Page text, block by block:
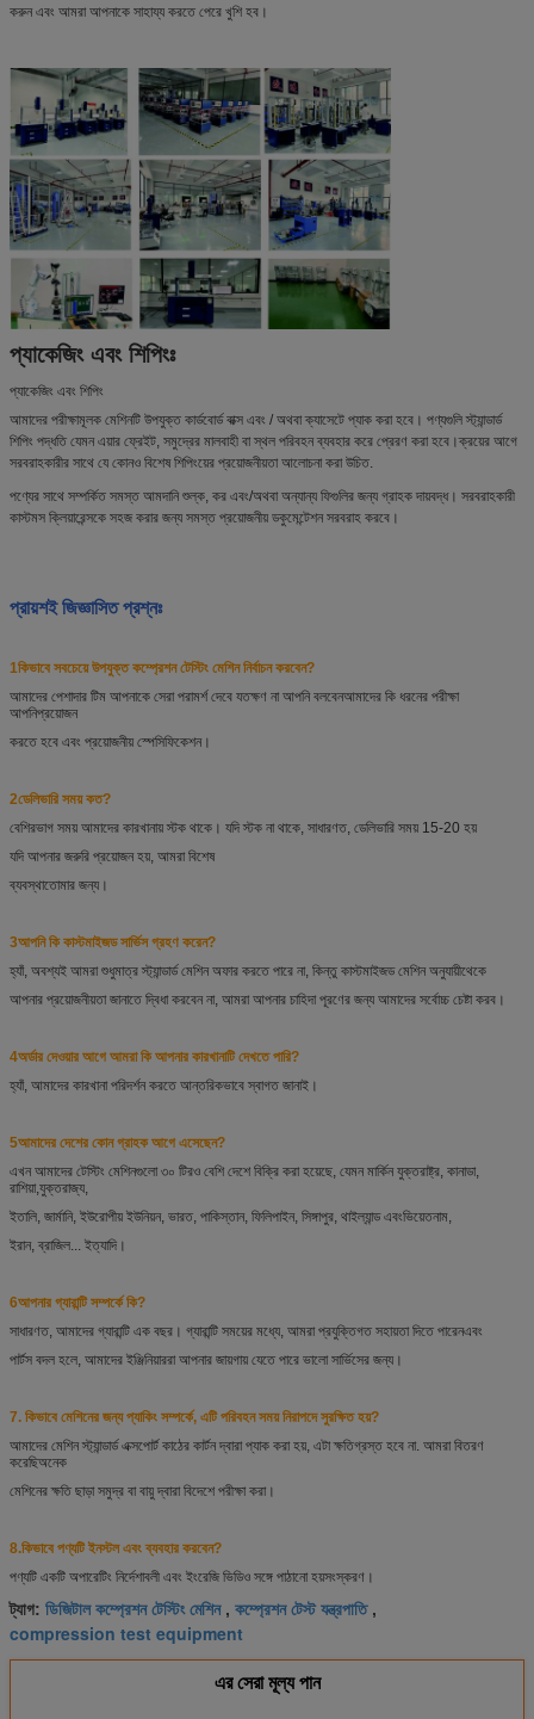
করুন এবং আমরা আপনাকে সাহায্য করতে পেরে খুশি হব।
প্যাকেজিং এবং শিপিংঃ
প্যাকেজিং এবং শিপিং
আমাদের পরীক্ষামূলক মেশিনটি উপযুক্ত কার্ডবোর্ড বাক্স এবং / অথবা ক্যাসেটে প্যাক করা হবে। পণ্যগুলি স্ট্যান্ডার্ড
শিপিং পদ্ধতি যেমন এয়ার ফ্রেইট, সমুদ্রের মালবাহী বা স্থল পরিবহন ব্যবহার করে প্রেরণ করা হবে।ক্রয়ের আগে
সরবরাহকারীর সাথে যে কোনও বিশেষ শিপিংয়ের প্রয়োজনীয়তা আলোচনা করা উচিত.
পণ্যের সাথে সম্পর্কিত সমস্ত আমদানি শুল্ক, কর এবং/অথবা অন্যান্য ফিগুলির জন্য গ্রাহক দায়বদ্ধ। সরবরাহকারী
কাস্টমস ক্লিয়ারেন্সকে সহজ করার জন্য সমস্ত প্রয়োজনীয় ডকুমেন্টেশন সরবরাহ করবে।
প্রায়শই জিজ্ঞাসিত প্রশ্নঃ
1কিভাবে সবচেয়ে উপযুক্ত কম্প্রেশন টেস্টিং মেশিন নির্বাচন করবেন?
আমাদের পেশাদার টিম আপনাকে সেরা পরামর্শ দেবে যতক্ষণ না আপনি বলবেনআমাদের কি ধরনের পরীক্ষা
আপনিপ্রয়োজন
করতে হবে এবং প্রয়োজনীয় স্পেসিফিকেশন।
2ডেলিভারি সময় কত?
বেশিরভাগ সময় আমাদের কারখানায় স্টক থাকে। যদি স্টক না থাকে, সাধারণত, ডেলিভারি সময় 15-20 হয়
যদি আপনার জরুরি প্রয়োজন হয়, আমরা বিশেষ
ব্যবস্থাতোমার জন্য।
3আপনি কি কাস্টমাইজড সার্ভিস গ্রহণ করেন?
হ্যাঁ, অবশ্যই আমরা শুধুমাত্র স্ট্যান্ডার্ড মেশিন অফার করতে পারে না, কিন্তু কাস্টমাইজড মেশিন অনুযায়ীথেকে
আপনার প্রয়োজনীয়তা জানাতে দ্বিধা করবেন না, আমরা আপনার চাহিদা পূরণের জন্য আমাদের সর্বোচ্চ চেষ্টা করব।
4অর্ডার দেওয়ার আগে আমরা কি আপনার কারখানাটি দেখতে পারি?
হ্যাঁ, আমাদের কারখানা পরিদর্শন করতে আন্তরিকভাবে স্বাগত জানাই।
5আমাদের দেশের কোন গ্রাহক আগে এসেছেন?
এখন আমাদের টেস্টিং মেশিনগুলো ৩০ টিরও বেশি দেশে বিক্রি করা হয়েছে, যেমন মার্কিন যুক্তরাষ্ট্র, কানাডা,
রাশিয়া,যুক্তরাজ্য,
ইতালি, জার্মানি, ইউরোপীয় ইউনিয়ন, ভারত, পাকিস্তান, ফিলিপাইন, সিঙ্গাপুর, থাইল্যান্ড এবংভিয়েতনাম,
ইরান, ব্রাজিল... ইত্যাদি।
6আপনার গ্যারান্টি সম্পর্কে কি?
সাধারণত, আমাদের গ্যারান্টি এক বছর। গ্যারান্টি সময়ের মধ্যে, আমরা প্রযুক্তিগত সহায়তা দিতে পারেনএবং
পার্টস বদল হলে, আমাদের ইঞ্জিনিয়াররা আপনার জায়গায় যেতে পারে ভালো সার্ভিসের জন্য।
7. কিভাবে মেশিনের জন্য প্যাকিং সম্পর্কে, এটি পরিবহন সময় নিরাপদে সুরক্ষিত হয়?
আমাদের মেশিন স্ট্যান্ডার্ড এক্সপোর্ট কাঠের কার্টন দ্বারা প্যাক করা হয়, এটা ক্ষতিগ্রস্ত হবে না. আমরা বিতরণ
করেছিঅনেক
মেশিনের ক্ষতি ছাড়া সমুদ্র বা বায়ু দ্বারা বিদেশে পরীক্ষা করা।
8.কিভাবে পণ্যটি ইনস্টল এবং ব্যবহার করবেন?
পণ্যটি একটি অপারেটিং নির্দেশাবলী এবং ইংরেজি ভিডিও সঙ্গে পাঠানো হয়সংস্করণ।
ট্যাগ: ডিজিটাল কম্প্রেশন টেস্টিং মেশিন, কম্প্রেশন টেস্ট যন্ত্রপাতি,
compression test equipment
এর সেরা মূল্য পান